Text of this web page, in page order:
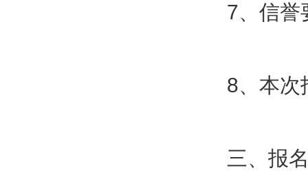
7、信誉
8、本次
三、报